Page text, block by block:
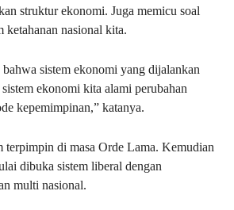
struktur ekonomi. Juga memicu soal
ketahanan nasional kita.
sistem ekonomi yang dijalankan
ekonomi kita alami perubahan
kepemimpinan,” katanya.
terpimpin di masa Orde Lama. Kemudian
dibuka sistem liberal dengan
multi nasional.